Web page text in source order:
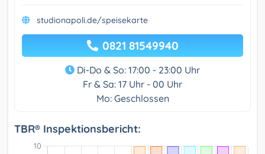
studionapoli.de/speisekarte
0821 81549940
Di-Do & So: 17:00 - 23:00 Uhr
Fr & Sa: 17 Uhr - 00 Uhr
Mo: Geschlossen
TBR® Inspektionsbericht: